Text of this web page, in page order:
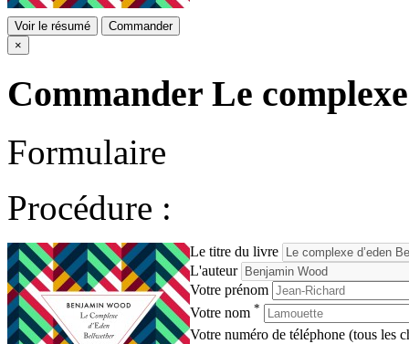
Voir le résumé
Commander
×
Commander Le
Formulaire
Procédure :
Le titre du livre
L'auteur
Votre prénom
Votre nom *
Votre numéro de téléphone (tous les